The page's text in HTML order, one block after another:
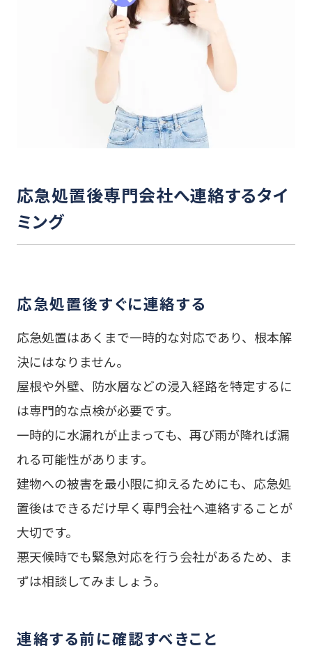
応急処置後専門会社へ連絡するタイ
ミング
応急処置後すぐに連絡する
応急処置はあくまで一時的な対応であり、根本解
決にはなりません。
屋根や外壁、防水層などの浸入経路を特定するに
は専門的な点検が必要です。
一時的に水漏れが止まっても、再び雨が降れば漏
れる可能性があります。
建物への被害を最小限に抑えるためにも、応急処
置後はできるだけ早く専門会社へ連絡することが
大切です。
悪天候時でも緊急対応を行う会社があるため、ま
ずは相談してみましょう。
連絡する前に確認すべきこと